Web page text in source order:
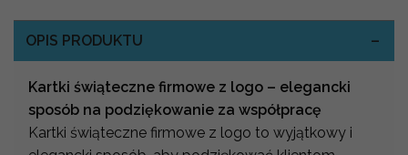
OPIS PRODUKTU
Kartki świąteczne firmowe z logo – elegancki
sposób na podziękowanie za współpracę
Kartki świąteczne firmowe z logo to wyjątkowy i